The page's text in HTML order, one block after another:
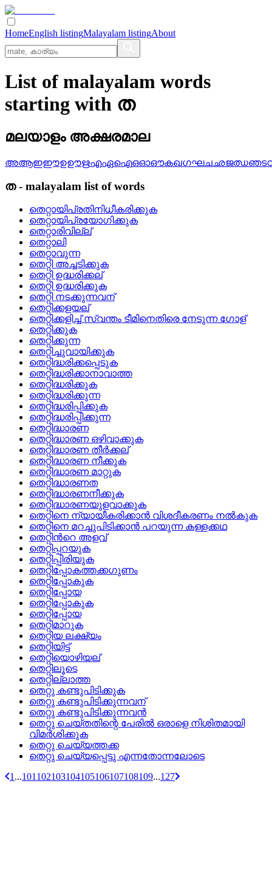
HomeEnglish listingMalayalam listingAbout
List of malayalam words
starting with ത
മലയാളം അക്ഷരമാല
അആഇഈഉഊഋഎഏഐഒഓഔകഖഗഘചഛജഝഞട
ത- malayalam list of words
തെറ്റായിപ്രതിനിധീകരിക്കുക
തെറ്റായിപ്രയോഗിക്കുക
തെറ്റാരിവില്ല്
തെറ്റാലി
തെറ്റാവുന്ന
തെറ്റി അച്ചടിക്കുക
തെറ്റി ഉദ്ധരിക്കല്
തെറ്റി ഉദ്ധരിക്കുക
തെറ്റി നടക്കുന്നവന്
തെറ്റിക്കളയല്
തെറ്റിക്കളിച്ച്‌ സ്വന്തം ടീമിനെതിരെ നേടുന്ന ഗോള്
തെറ്റിക്കുക
തെറ്റിക്കുന്ന
തെറ്റിച്ചുവായിക്കുക
തെറ്റിദ്ധരിക്കപ്പെടുക
തെറ്റിദ്ധരിക്കാനാവാത്ത
തെറ്റിദ്ധരിക്കുക
തെറ്റിദ്ധരിക്കുന്ന
തെറ്റിദ്ധരിപ്പിക്കുക
തെറ്റിദ്ധരിപ്പിക്കുന്ന
തെറ്റിദ്ധാരണ
തെറ്റിദ്ധാരണ ഒഴിവാക്കുക
തെറ്റിദ്ധാരണ തീര്‍ക്കല്
തെറ്റിദ്ധാരണ നീക്കുക
തെറ്റിദ്ധാരണ മാറ്റുക
തെറ്റിദ്ധാരണത
തെറ്റിദ്ധാരണനീക്കുക
തെറ്റിദ്ധാരണയുളവാക്കുക
തെറ്റിനെ ന്യായീകരിക്കാന്‍ വിശദീകരണം നല്‍കുക
തെറ്റിനെ മറച്ചുപിടിക്കാന്‍ പറയുന്ന കള്ളക്കഥ
തെറ്റിന്‍റെ അളവ്
തെറ്റിപ്പറയുക
തെറ്റിപ്പിരിയുക
തെറ്റിപ്പോകത്തക്കഗുണം
തെറ്റിപ്പോകുക
തെറ്റിപ്പോയ
തെറ്റിപ്പോകുക
തെറ്റിപ്പോയ
തെറ്റിമാറുക
തെറ്റിയ ലക്ഷ്യം
തെറ്റിയിട്ട്
തെറ്റിയൊഴിയല്
തെറ്റിലൂടെ
തെറ്റില്ലാത്ത
തെറ്റു കണ്ടുപിടിക്കുക
തെറ്റു കണ്ടുപിടിക്കുന്നവന്
തെറ്റു കണ്ടുപിടിക്കുന്നവന്‍
തെറ്റു ചെയ്‌തതിന്റെ പേരില്‍ ഒരാളെ നിശിതമായി
വിമര്‍ശിക്കുക
തെറ്റു ചെയ്യത്തക്ക
തെറ്റു ചെയ്യപ്പെട്ടു എന്നതോന്നലോടെ
1 ...101 102103104105106107108109...127